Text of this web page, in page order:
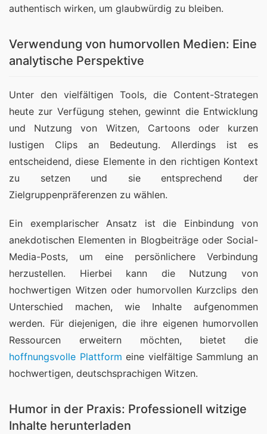
authentisch wirken, um glaubwürdig zu bleiben.
Verwendung von humorvollen Medien: Eine
analytische Perspektive
Unter den vielfältigen Tools, die Content-Strategen
heute zur Verfügung stehen, gewinnt die Entwicklung
und Nutzung von Witzen, Cartoons oder kurzen
lustigen Clips an Bedeutung. Allerdings ist es
entscheidend, diese Elemente in den richtigen Kontext
zu setzen und sie entsprechend der
Zielgruppenpräferenzen zu wählen.
Ein exemplarischer Ansatz ist die Einbindung von
anekdotischen Elementen in Blogbeiträge oder Social-
Media-Posts, um eine persönlichere Verbindung
herzustellen. Hierbei kann die Nutzung von
hochwertigen Witzen oder humorvollen Kurzclips den
Unterschied machen, wie Inhalte aufgenommen
werden. Für diejenigen, die ihre eigenen humorvollen
hoffnungsvolle Plattform eine vielfältige Sammlung an
hochwertigen, deutschsprachigen Witzen.
Humor in der Praxis: Professionell witzige
Inhalte herunterladen